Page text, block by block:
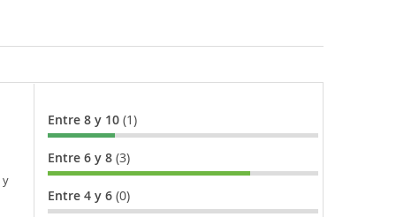
y
Entre 8 y 10 (1)
Entre 6 y 8 (3)
Entre 4 y 6 (0)